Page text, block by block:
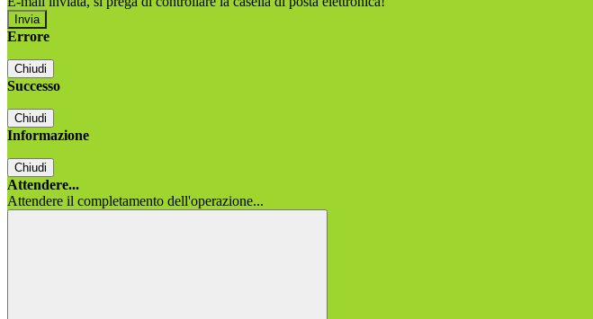
Errore
Chiudi
Successo
Chiudi
Informazione
Chiudi
Attendere...
Attendere il completamento dell'operazione...